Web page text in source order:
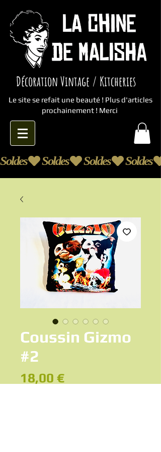
Décoration Vintage / Kitcheries
Le site se refait une beauté ! Plus d'articles
prochainement ! Merci
Soldes
Coussin Gizmo
#2
18,00 €Prix